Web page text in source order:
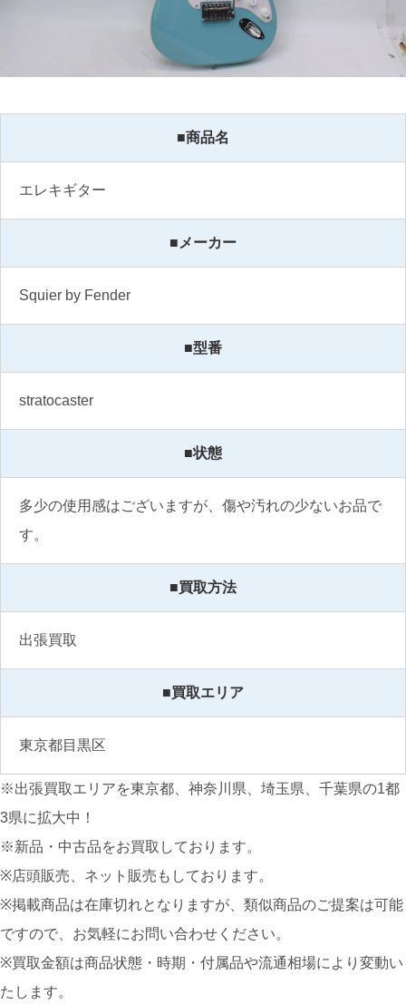
■商品名
エレキギター
■メーカー
Squier by Fender
■型番
stratocaster
■状態
多少の使用感はございますが、傷や汚れの少ないお品で
す。
■買取方法
出張買取
■買取エリア
東京都目黒区
※出張買取エリアを東京都、神奈川県、埼玉県、千葉県の1都
3県に拡大中！
※新品・中古品をお買取しております。
※店頭販売、ネット販売もしております。
※掲載商品は在庫切れとなりますが、類似商品のご提案は可能
ですので、お気軽にお問い合わせください。
※買取金額は商品状態・時期・付属品や流通相場により変動い
たします。